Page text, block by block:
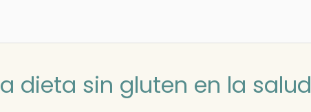
dieta sin gluten en la salud